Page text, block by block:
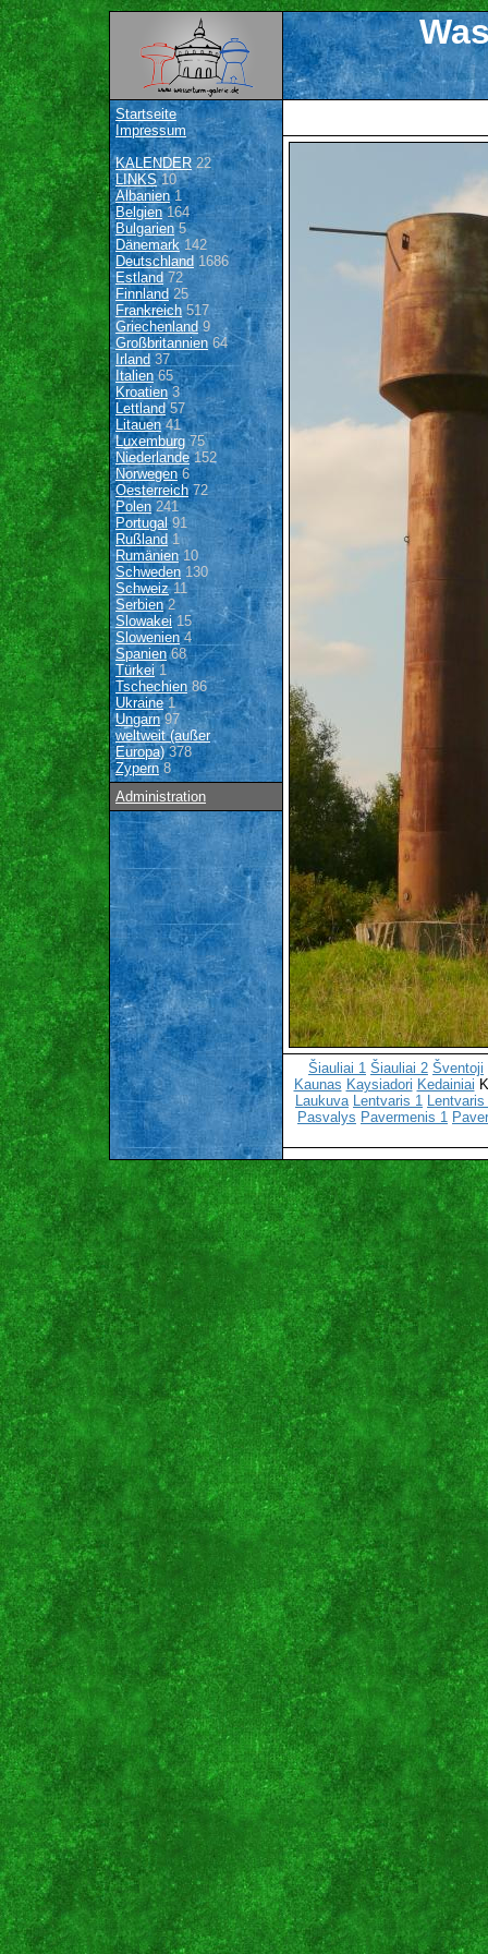
Startseite
Impressum
KALENDER22
LINKS10
Albanien1
Belgien164
Bulgarien 5
Dänemark142
Deutschland 1686
Estland 72
Finnland 25
Frankreich517
Griechenland9
Großbritannien64
Irland 37
Italien65
Kroatien3
Lettland57
Litauen41
Luxemburg 75
Niederlande152
Norwegen6
Oesterreich72
Polen 241
Portugal91
Rußland 1
Rumänien10
Schweden 130
Schweiz11
Serbien2
Slowakei15
Slowenien4
Spanien68
Türkei1
Tschechien 86
Ukraine1
Ungarn97
weltweit (außer
Europa)378
Zypern8
Administration
Šiauliai 1 Šiauliai 2 Šventoji
Kaunas Kaysiadori Kedainiai
Laukuva Lentvaris 1 Lentvaris
Pasvalys Pavermenis 1